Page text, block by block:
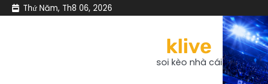
Skip Thứ Năm, Th8 06, 2026
klive
soi kèo nhà cái